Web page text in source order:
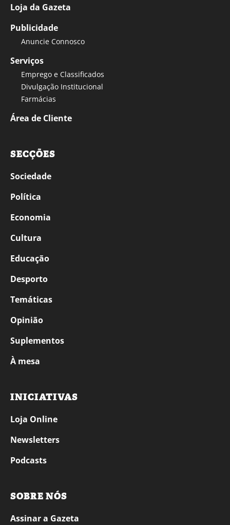
Loja da Gazeta
Publicidade
Anuncie Connosco
Serviços
Emprego e Classificados
Divulgação Institucional
Farmácias
Área de Cliente
SECÇÕES
Sociedade
Política
Economia
Cultura
Educação
Desporto
Temáticas
Opinião
Suplementos
À mesa
INICIATIVAS
Loja Online
Newsletters
Podcasts
SOBRE NÓS
Assinar a Gazeta